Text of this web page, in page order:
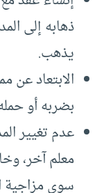
ذهابه إلى
يذهب.
الابتعاد عن
بضربه أو
عدم تغيير
معلم آخر،
سوى مزاجية